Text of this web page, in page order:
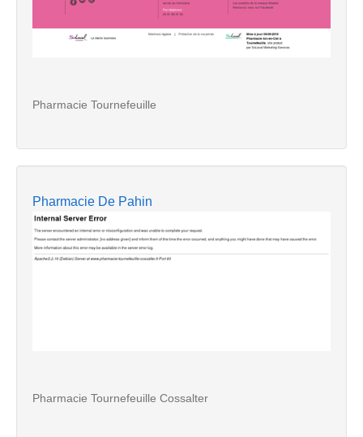
Pharmacie Tournefeuille
Pharmacie De Pahin
Pharmacie Tournefeuille Cossalter